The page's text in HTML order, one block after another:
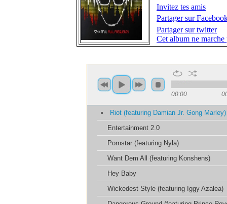
Invitez tes amis
Partager sur
Partager sur twitter
Cet album ne marche